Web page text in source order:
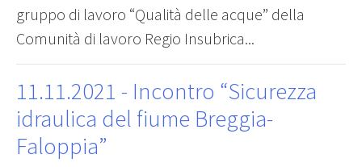
gruppo di lavoro “Qualità delle acque” della
Comunità di lavoro Regio Insubrica...
11.11.2021 - Incontro “Sicurezza
idraulica del fiume Breggia-
Faloppia”